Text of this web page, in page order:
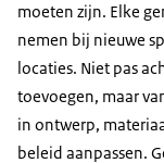
moeten zijn. Elke
nemen bij nieuwe
locaties. Niet pas
toevoegen, maar
in ontwerp,
beleid aanpassen.